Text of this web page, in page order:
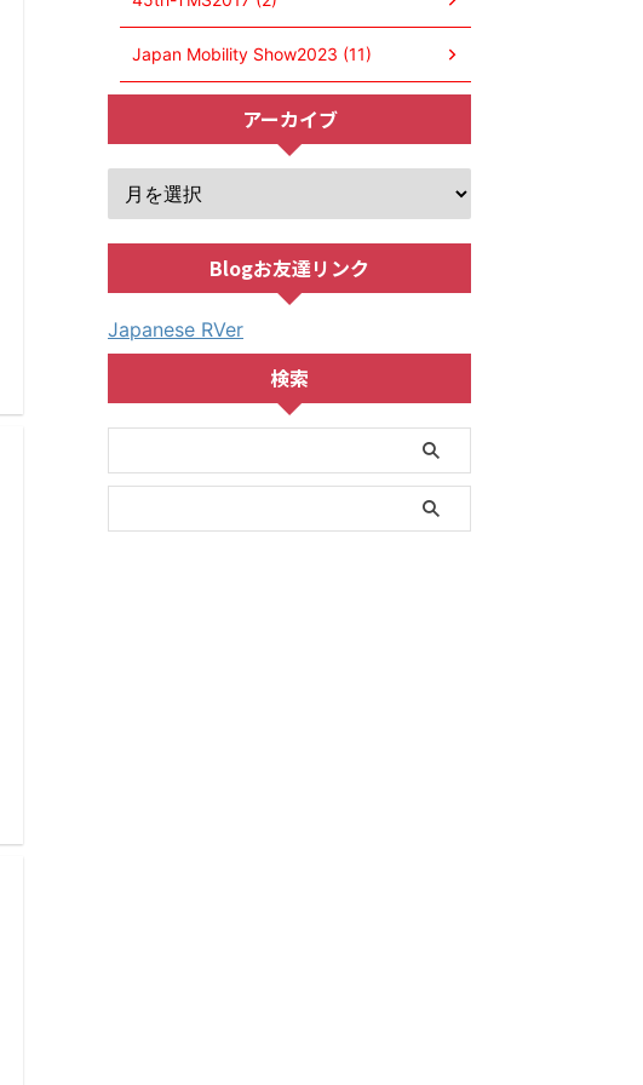
Japan Mobility Show2023 (11)
アーカイブ
Blogお友達リンク
Japanese RVer
検索